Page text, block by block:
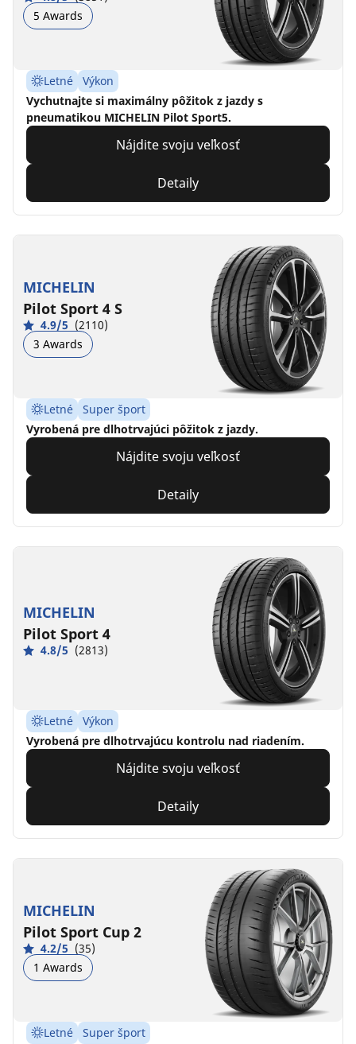
5 Awards
Letné
Výkon
Vychutnajte si maximálny pôžitok z jazdy s
pneumatikou MICHELIN Pilot Sport5.
Nájdite svoju veľkosť
Detaily
MICHELIN
Pilot Sport 4 S
4.9/5 (2110)
3 Awards
Letné
Super šport
Vyrobená pre dlhotrvajúci pôžitok z jazdy.
Nájdite svoju veľkosť
Detaily
MICHELIN
Pilot Sport 4
4.8/5 (2813)
Letné
Výkon
Vyrobená pre dlhotrvajúcu kontrolu nad riadením.
Nájdite svoju veľkosť
Detaily
MICHELIN
Pilot Sport Cup 2
4.2/5 (35)
1 Awards
Letné
Super šport